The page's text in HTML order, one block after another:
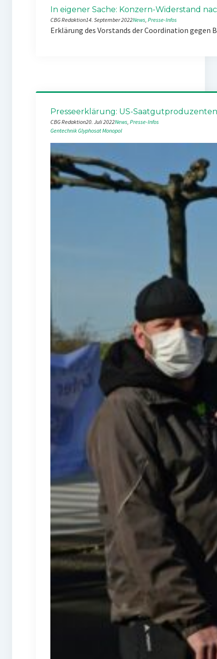
In eigener Sache: Konzern-Widerstand
CBG Redaktion14. September 2022News, Presse-Infos
Erklärung des Vorstands der Coordination
Presseerklärung: US-
CBG Redaktion20. Juli 2022News, Presse-Infos
GentechnikGlyphosatMonopol